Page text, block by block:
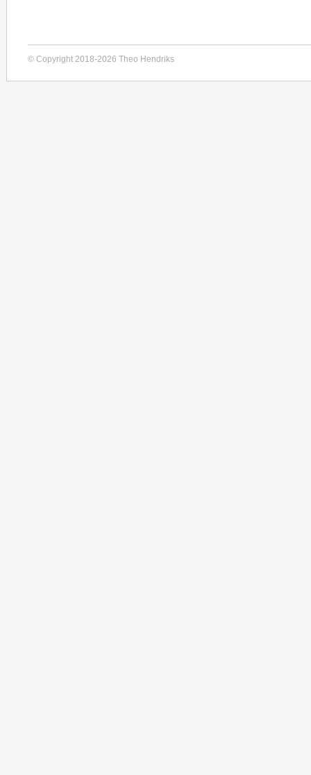
© Copyright 2018-2026 Theo Hendriks